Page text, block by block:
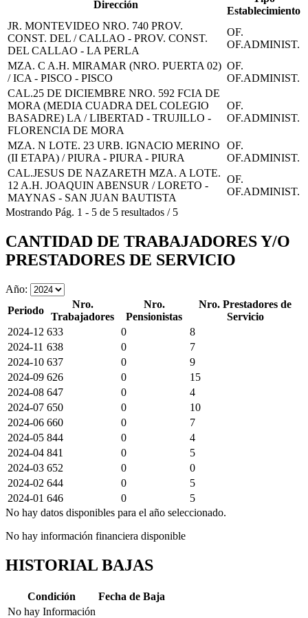
Dirección
Establecimiento
JR. MONTEVIDEO NRO. 740 PROV.
CONST. DEL / CALLAO - PROV. CONST.
DEL CALLAO - LA PERLA
OF.
OF.ADMINIST.
MZA. C A.H. MIRAMAR (NRO. PUERTA 02)
/ ICA - PISCO - PISCO
OF.
OF.ADMINIST.
CAL.25 DE DICIEMBRE NRO. 592 FCIA DE
MORA (MEDIA CUADRA DEL COLEGIO
BASADRE) LA / LIBERTAD - TRUJILLO -
FLORENCIA DE MORA
OF.
OF.ADMINIST.
MZA. N LOTE. 23 URB. IGNACIO MERINO
(II ETAPA) / PIURA - PIURA - PIURA
OF.
OF.ADMINIST.
CAL.JESUS DE NAZARETH MZA. A LOTE.
12 A.H. JOAQUIN ABENSUR / LORETO -
MAYNAS - SAN JUAN BAUTISTA
OF.
OF.ADMINIST.
Mostrando Pág. 1 - 5 de 5 resultados / 5
CANTIDAD DE TRABAJADORES Y/O
PRESTADORES DE SERVICIO
Año:
Periodo
Nro.
Trabajadores
Nro.
Pensionistas
Nro. Prestadores de
Servicio
2024-12 633 0
8
2024-11 638 0
7
2024-10 637 0
9
2024-09 626 0
15
2024-08 647 0
4
2024-07 650 0
10
2024-06 660 0
7
2024-05 844 0
4
2024-04 841 0
5
2024-03 652 0
0
2024-02 644 0
5
2024-01 646 0
5
No hay datos disponibles para el año seleccionado.
No hay información financiera disponible
HISTORIAL BAJAS
Condición
Fecha de Baja
No hay Información